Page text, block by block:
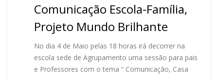
Comunicação Escola-Família,
Projeto Mundo Brilhante
No dia 4 de Maio pelas 18 horas irá decorrer na
escola sede de Agrupamento uma sessão para pais
e Professores com o tema “ Comunicação, Casa